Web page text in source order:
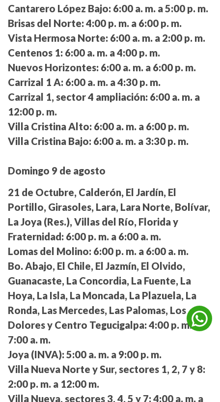
Cantarero López Bajo: 6:00 a. m. a 5:00 p. m.
Brisas del Norte: 4:00 p. m. a 6:00 p. m.
Vista Hermosa Norte: 6:00 a. m. a 2:00 p. m.
Centenos 1: 6:00 a. m. a 4:00 p. m.
Nuevos Horizontes: 6:00 a. m. a 6:00 p. m.
Carrizal 1 A: 6:00 a. m. a 4:30 p. m.
Carrizal 1, sector 4 ampliación: 6:00 a. m. a
12:00 p. m.
Villa Cristina Alto: 6:00 a. m. a 6:00 p. m.
Villa Cristina Bajo: 6:00 a. m. a 3:30 p. m.
Domingo 9 de agosto
21 de Octubre, Calderón, El Jardín, El
Portillo, Girasoles, Lara, Lara Norte, Bolívar,
La Joya (Res.), Villas del Río, Florida y
Fraternidad: 6:00 p. m. a 6:00 a. m.
Lomas del Molino: 6:00 p. m. a 6:00 a. m.
Bo. Abajo, El Chile, El Jazmín, El Olvido,
Guanacaste, La Concordia, La Fuente, La
Hoya, La Isla, La Moncada, La Plazuela, La
Ronda, Las Mercedes, Las Palomas, Los
Dolores y Centro Tegucigalpa: 4:00 p. m. a
7:00 a. m.
Joya (INVA): 5:00 a. m. a 9:00 p. m.
Villa Nueva Norte y Sur, sectores 1, 2, 7 y 8:
2:00 p. m. a 12:00 m.
Villa Nueva, sectores 3, 4, 5 y 7: 4:00 a. m. a